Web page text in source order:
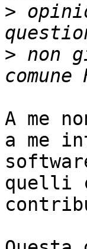
>
> non
A me
a me
quelli